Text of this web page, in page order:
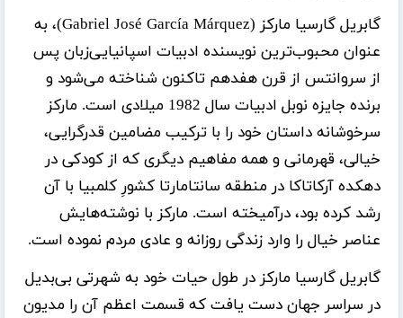
گابریل گارسیا مارکز (Gabriel José García Márquez)، به
عنوان محبوب‌ترین نویسنده ادبیات اسپانیایى‌زبان پس
از سروانتس از قرن هفدهم تاکنون شناخته مى‌شود و
برنده جایزه نوبل ادبیات سال 1982 میلادى است. مارکز
سرخوشانه داستان خود را با ترکیب مضامین قدرگرایى،
خیالى، قهرمانى و همه مفاهیم دیگرى که از کودکى در
دهکده آرکاتاکا در منطقه سانتامارتا کشورِ کلمبیا با آن
رشد کرده بود، درآمیخته است. مارکز با نوشته‌هایش
عناصر خیال را وارد زندگى روزانه و عادى مردم نموده است.
گابریل گارسیا مارکز در طول حیات خود به شهرتی بی‌بدیل
در سراسر جهان دست یافت که قسمت اعظم آن را مدیون